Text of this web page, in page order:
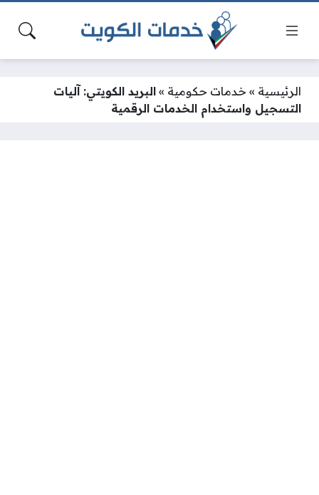
الرئيسية » خدمات حكومية » البريد الكويتي: آليات
التسجيل واستخدام الخدمات الرقمية